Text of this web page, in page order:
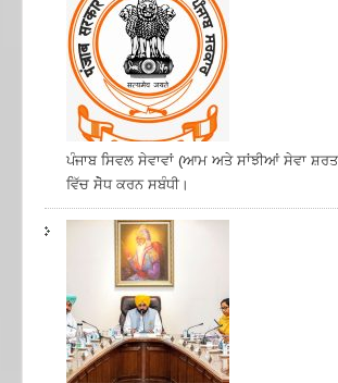
ਪੰਜਾਬ ਸਿਵਲ ਸੇਵਾਵਾਂ (ਆਮ ਅਤੇ ਸਾਂਝੀਆਂ ਸੇਵਾ
ਵਿੱਚ ਸੇੋਧ ਕਰਨ ਸਬੰਧੀ।